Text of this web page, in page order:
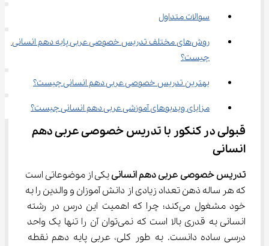
سوالات متداول
روش‌های مختلف تدریس خصوصی عربی پایه دهم انسانی
چیست؟
بهترین تدریس خصوصی عربی دهم انسانی چیست؟
مزایای ویدیوهای آموزشی عربی دهم انسانی چیست؟
قبولی در کنکور با تدریس خصوصی عربی دهم
انسانی
تدریسخصوصی عربیدهمانسانی یکی از موضوعاتی است
که هر ساله ذهن تعداد زیادی از دانش آموزان و والدین را به
خود مشغول می‌کند؛ چرا که اهمیت این درس در رشته
انسانی به قدری بالا است که نمی‌توان آن را تنها یک واحد
درسی ساده دانست. به طور کلی، عربی پایه دهم نقطه